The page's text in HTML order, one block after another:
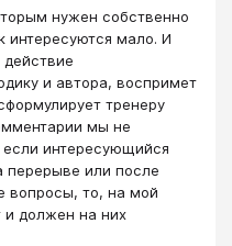
нужен собственно
интересуются мало. И
и автора, воспримет
тренеру
мы не
если интересующийся
перерыве или после
вопросы, то, на мой
и должен на них